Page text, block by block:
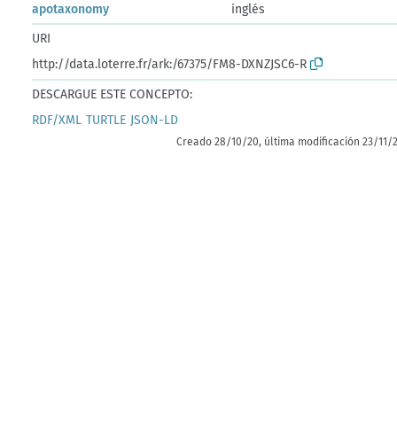
apotaxonomy
inglés
URI
http://data.loterre.fr/ark:/67375/FM8-DXNZJSC6-R
DESCARGUE ESTE CONCEPTO:
RDF/XML TURTLE JSON-LD
Creado 28/10/20, última modificación 23/11/